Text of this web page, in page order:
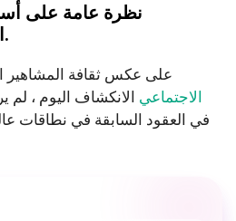
نظرة عامة على
الخصوصية والاستقرار.
على عكس ثقافة المشاهير
الاجتماعي الانكشاف اليوم ، لم
في العقود السابقة في نطاقات